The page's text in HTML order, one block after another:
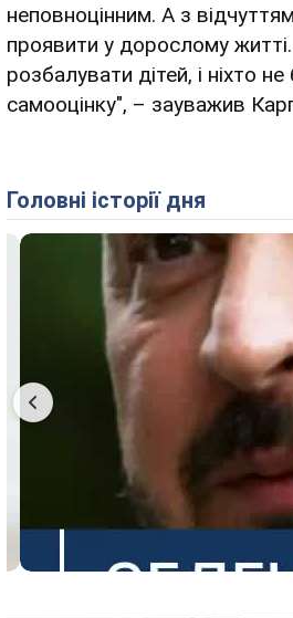
неповноцінним. А з
проявити у дорослому
розбалувати дітей, і ніхто
самооцінку", – зауважив
Головні історії дня